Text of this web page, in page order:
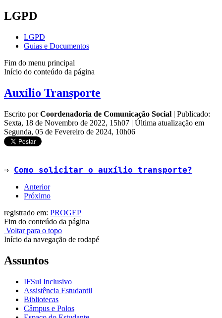
LGPD
LGPD
Guias e Documentos
Fim do menu principal
Início do conteúdo da página
Auxílio Transporte
Escrito porCoordenadoria de Comunicação Social | Publicado:
Sexta, 18 de Novembro de 2022, 15h07 | Última atualização em
Segunda, 05 de Fevereiro de 2024, 10h06
⇒ Como solicitar o auxílio transporte?
Anterior
Próximo
registrado em: PROGEP
Fim do conteúdo da página
Voltar para o topo
Início da navegação de rodapé
Assuntos
IFSul Inclusivo
Assistência Estudantil
Bibliotecas
Câmpus e Polos